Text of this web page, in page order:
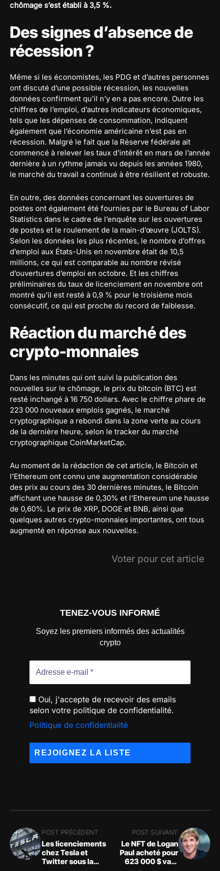
chômage s’est établi à 3,5 %.
Des signes d’absence de
récession ?
Même si les économistes, les PDG et d’autres personnes
ont discuté d’une possible récession, les nouvelles
données confirment qu’il n’y en a pas encore. Outre les
chiffres de l’emploi, d’autres indicateurs économiques,
tels que les dépenses de consommation, indiquent
également que l’économie américaine n’est pas en
récession. Malgré le fait que la Réserve fédérale ait
commencé à relever les taux d’intérêt en mars de l’année
dernière à un rythme jamais vu depuis les années 1980,
le marché du travail a continué à être résilient et robuste.
En outre, des données concernant les ouvertures de
postes ont également été fournies par le Bureau of Labor
Statistics dans le cadre de l’enquête sur les ouvertures
de postes et le roulement de la main-d’œuvre (JOLTS).
Selon les données les plus récentes, le nombre d’offres
d’emploi aux États-Unis en novembre était de 10,5
millions, ce qui est comparable au nombre révisé
d’ouvertures d’emploi en octobre. Et les chiffres
préliminaires du taux de licenciement en novembre ont
montré qu’il est resté à 0,9 % pour le troisième mois
consécutif, ce qui est proche du record de faiblesse.
Réaction du marché des
crypto-monnaies
Dans les minutes qui ont suivi la publication des
nouvelles sur le chômage, le prix du bitcoin (BTC) est
resté inchangé à 16 750 dollars. Avec le chiffre phare de
223 000 nouveaux emplois gagnés, le marché
cryptographique a rebondi dans la zone verte au cours
de la dernière heure, selon le tracker du marché
cryptographique CoinMarketCap.
Au moment de la rédaction de cet article, le Bitcoin et
l’Ethereum ont connu une augmentation considérable
des prix au cours des 30 dernières minutes, le Bitcoin
affichant une hausse de 0,30% et l’Ethereum une hausse
de 0,60%. Le prix de XRP, DOGE et BNB, ainsi que
quelques autres crypto-monnaies importantes, ont tous
augmenté en réponse aux nouvelles.
Voter pour cet article
TENEZ-VOUS INFORMÉ
Soyez les premiers informés des actualités
crypto
Oui, j'accepte de recevoir des emails
selon votre politique de confidentialité.
Politique de confidentialité
POST PRÉCÉDENT
Les licenciements
chez Tesla et
Twitter sous la
POST SUIVANT
Le NFT de Logan
Paul acheté pour
623 000 $ vaut